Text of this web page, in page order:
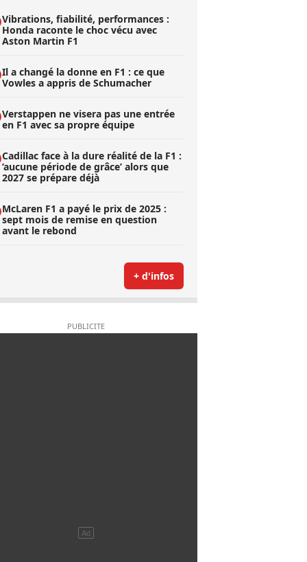
Vibrations, fiabilité, performances :
Honda raconte le choc vécu avec
Aston Martin F1
Il a changé la donne en F1 : ce que
Vowles a appris de Schumacher
Verstappen ne visera pas une entrée
en F1 avec sa propre équipe
Cadillac face à la dure réalité de la F1 :
’aucune période de grâce’ alors que
2027 se prépare déjà
McLaren F1 a payé le prix de 2025 :
sept mois de remise en question
avant le rebond
+ d'infos